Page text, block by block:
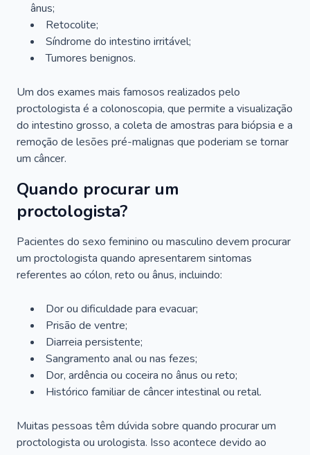
ânus;
Retocolite;
Síndrome do intestino irritável;
Tumores benignos.
Um dos exames mais famosos realizados pelo
proctologista é a colonoscopia, que permite a visualização
do intestino grosso, a coleta de amostras para biópsia e a
remoção de lesões pré-malignas que poderiam se tornar
um câncer.
Quando procurar um
proctologista?
Pacientes do sexo feminino ou masculino devem procurar
um proctologista quando apresentarem sintomas
referentes ao cólon, reto ou ânus, incluindo:
Dor ou dificuldade para evacuar;
Prisão de ventre;
Diarreia persistente;
Sangramento anal ou nas fezes;
Dor, ardência ou coceira no ânus ou reto;
Histórico familiar de câncer intestinal ou retal.
Muitas pessoas têm dúvida sobre quando procurar um
proctologista ou urologista. Isso acontece devido ao